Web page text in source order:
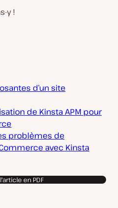
y !
d’un site
de Kinsta APM pour
problèmes de
avec Kinsta
en PDF